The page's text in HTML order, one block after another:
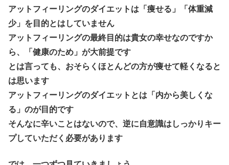
アットフィーリングのダイエットは「痩せる」「体重減
少」を目的とはしていません
アットフィーリングの最終目的は貴女の幸せなのですか
ら、「健康のため」が大前提です
とは言っても、おそらくほとんどの方が痩せて軽くなると
は思います
アットフィーリングのダイエットとは「内から美しくな
る」のが目的です
そんなに辛いことはないので、逆に自意識はしっかりキー
プしていただく必要があります